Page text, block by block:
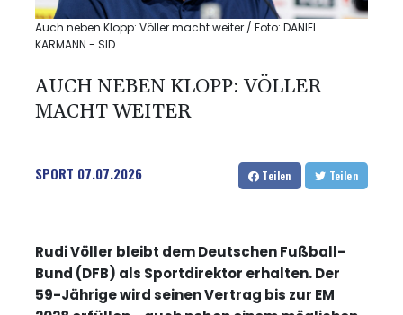
Auch neben Klopp: Völler macht weiter / Foto: DANIEL
KARMANN - SID
AUCH NEBEN KLOPP: VÖLLER
MACHT WEITER
SPORT 07.07.2026 Teilen Teilen
Rudi Völler bleibt dem Deutschen Fußball-
Bund (DFB) als Sportdirektor erhalten. Der
59-Jährige wird seinen Vertrag bis zur EM